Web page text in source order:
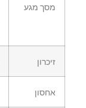
מסך מגע
זיכרון
אחסון